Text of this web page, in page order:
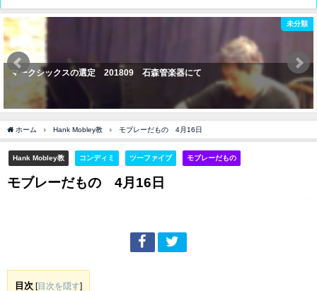
未分類
マークシックスの選定 201809 石森管楽器にて
ホーム Hank Mobley教 モブレーだもの 4月16日
Hank Mobley教 コンディミ ツーファイブ モブレーだもの
モブレーだもの 4月16日
目次 [目次を隠す]